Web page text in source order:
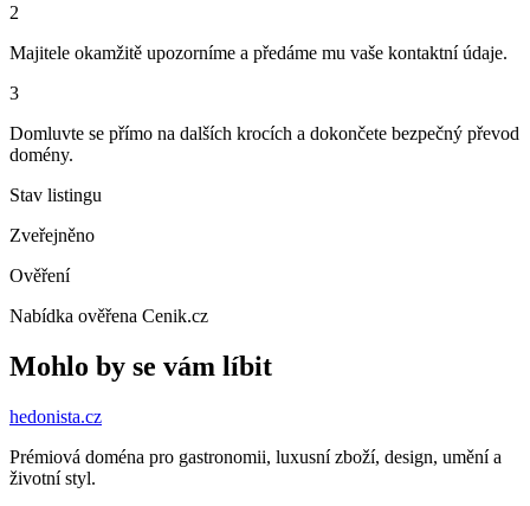
2
Majitele okamžitě upozorníme a předáme mu vaše kontaktní údaje.
3
Domluvte se přímo na dalších krocích a dokončete bezpečný převod
domény.
Stav listingu
Zveřejněno
Ověření
Nabídka ověřena Cenik.cz
Mohlo by se vám líbit
hedonista.cz
Prémiová doména pro gastronomii, luxusní zboží, design, umění a
životní styl.